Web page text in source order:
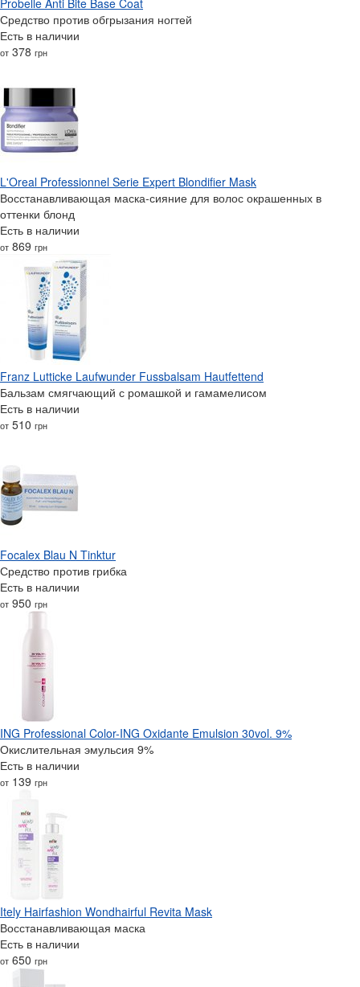
Средство против обгрызания ногтей
Есть в наличии
от 378 грн
L'Oreal Professionnel Serie Expert Blondifier Mask
Восстанавливающая маска-сияние для волос окрашенных в
оттенки блонд
Есть в наличии
от 869 грн
Franz Lutticke Laufwunder Fussbalsam Hautfettend
Бальзам смягчающий с ромашкой и гамамелисом
Есть в наличии
от 510 грн
Focalex Blau N Tinktur
Средство против грибка
Есть в наличии
от 950 грн
ING Professional Color-ING Oxidante Emulsion 30vol. 9%
Окислительная эмульсия 9%
Есть в наличии
от 139 грн
Itely Hairfashion Wondhairful Revita Mask
Восстанавливающая маска
Есть в наличии
от 650 грн